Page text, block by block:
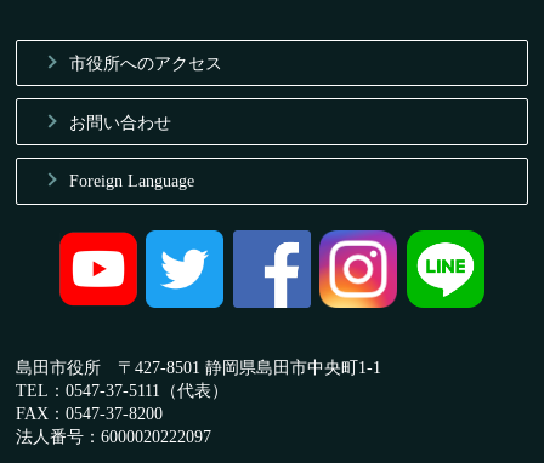
市役所へのアクセス
お問い合わせ
Foreign Language
島田市役所 〒427-8501 静岡県島田市中央町1-1
TEL：0547-37-5111（代表）
FAX：0547-37-8200
法人番号：6000020222097